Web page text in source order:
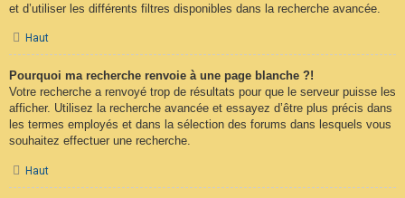
et d’utiliser les différents filtres disponibles dans la recherche avancée.
Haut
Pourquoi ma recherche renvoie à une page blanche ?!
Votre recherche a renvoyé trop de résultats pour que le serveur puisse les
afficher. Utilisez la recherche avancée et essayez d’être plus précis dans
les termes employés et dans la sélection des forums dans lesquels vous
souhaitez effectuer une recherche.
Haut